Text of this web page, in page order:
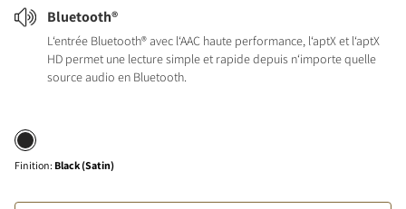
Bluetooth®
L‘entrée Bluetooth® avec l‘AAC haute performance, l‘aptX et l‘aptX
HD permet une lecture simple et rapide depuis n‘importe quelle
source audio en Bluetooth.
Finition: Black (Satin)